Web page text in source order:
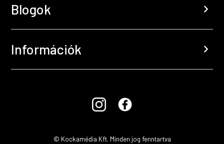
Blogok chevron_right
Információk chevron_right
© Kockamédia Kft. Minden jog fenntartva